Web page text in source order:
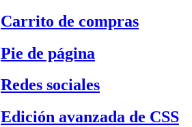
Carrito de compras
Pie de página
Redes sociales
Edición avanzada de CSS